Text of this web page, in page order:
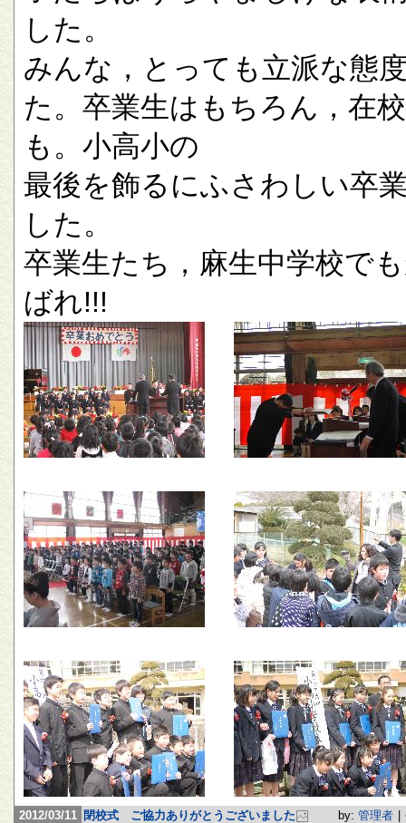
した。
みんな，とっても立派な態
た。卒業生はもちろん，在
も。小高小の
最後を飾るにふさわしい卒
した。
卒業生たち，麻生中学校で
ばれ!!!
2012/03/11 閉校式 ご協力ありがとうございました by: 管理者